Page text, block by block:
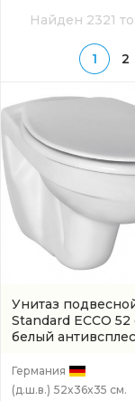
Найден 2321
1 2
Унитаз
Standard ECCO 52
белый
Германия
(д.ш.в.) 52x36x35 см.